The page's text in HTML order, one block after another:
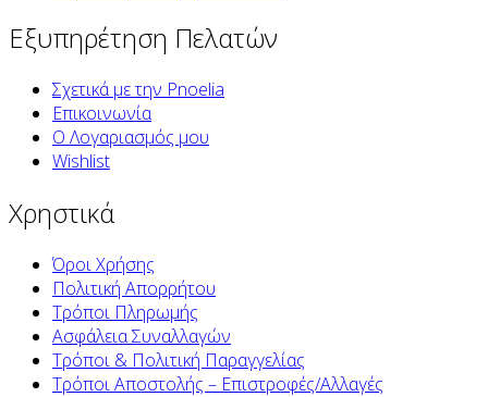
Εξυπηρέτηση Πελατών
Σχετικά με την Pnoelia
Επικοινωνία
Ο Λογαριασμός μου
Wishlist
Χρηστικά
Όροι Χρήσης
Πολιτική Απορρήτου
Τρόποι Πληρωμής
Ασφάλεια Συναλλαγών
Τρόποι & Πολιτική Παραγγελίας
Τρόποι Αποστολής – Επιστροφές/Αλλαγές